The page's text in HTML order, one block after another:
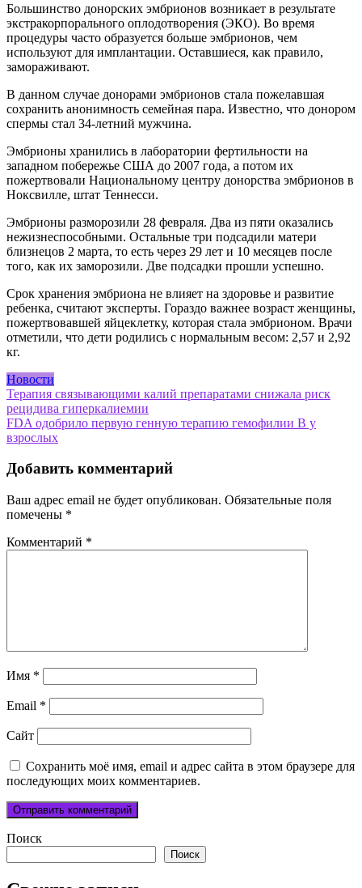
Большинство донорских эмбрионов возникает в результате
экстракорпорального оплодотворения (ЭКО). Во время
процедуры часто образуется больше эмбрионов, чем
используют для имплантации. Оставшиеся, как правило,
замораживают.
В данном случае донорами эмбрионов стала пожелавшая
сохранить анонимность семейная пара. Известно, что донором
спермы стал 34-летний мужчина.
Эмбрионы хранились в лаборатории фертильности на
западном побережье США до 2007 года, а потом их
пожертвовали Национальному центру донорства эмбрионов в
Ноксвилле, штат Теннесси.
Эмбрионы разморозили 28 февраля. Два из пяти оказались
нежизнеспособными. Остальные три подсадили матери
близнецов 2 марта, то есть через 29 лет и 10 месяцев после
того, как их заморозили. Две подсадки прошли успешно.
Срок хранения эмбриона не влияет на здоровье и развитие
ребенка, считают эксперты. Гораздо важнее возраст женщины,
пожертвовавшей яйцеклетку, которая стала эмбрионом. Врачи
отметили, что дети родились с нормальным весом: 2,57 и 2,92
кг.
Новости
Навигация
по
записям
Терапия связывающими калий препаратами снижала риск
рецидива гиперкалиемии
FDA одобрило первую генную терапию гемофилии В у
взрослых
Добавить комментарий
Ваш адрес email не будет опубликован. Обязательные поля
помечены *
Комментарий *
Имя *
Email *
Сайт
Сохранить моё имя, email и адрес сайта в этом браузере для
последующих моих комментариев.
Поиск
Поиск